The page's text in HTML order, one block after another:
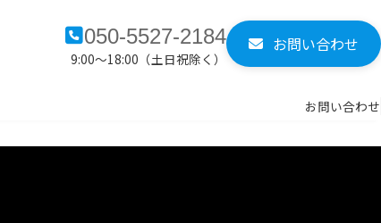
050-5527-2184
9:00～18:00（土日祝除く）
お問い合わせ
お問い合わせ